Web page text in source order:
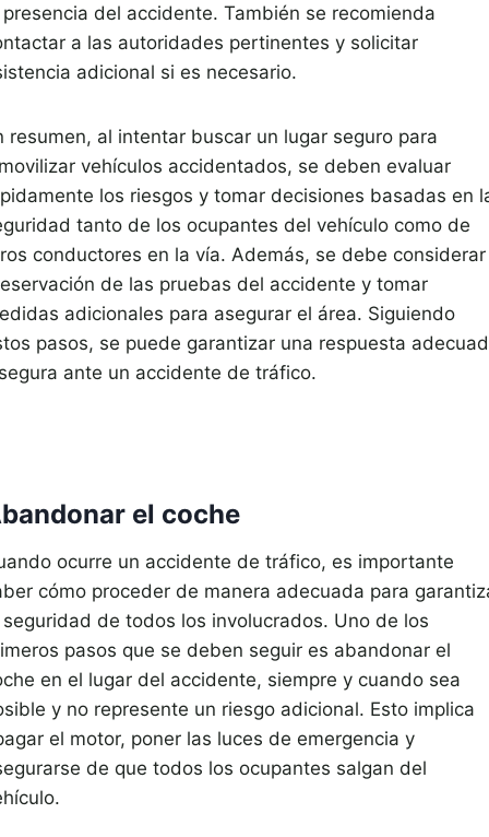
del accidente. También se recomienda
a las autoridades pertinentes y solicitar
adicional si es necesario.
resumen, al intentar buscar un lugar seguro para
vehículos accidentados, se deben evaluar
los riesgos y tomar decisiones basadas en
tanto de los ocupantes del vehículo como de
conductores en la vía. Además, se debe
de las pruebas del accidente y tomar
adicionales para asegurar el área. Siguiendo
pasos, se puede garantizar una respuesta
ante un accidente de tráfico.
el coche
ocurre un accidente de tráfico, es importante
cómo proceder de manera adecuada para
de todos los involucrados. Uno de los
pasos que se deben seguir es abandonar el
en el lugar del accidente, siempre y cuando sea
y no represente un riesgo adicional. Esto implica
el motor, poner las luces de emergencia y
de que todos los ocupantes salgan del